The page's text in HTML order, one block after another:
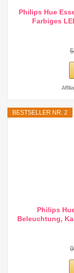
Philips Hue
Farbiges
BESTSELLER NR. 2
Philips
Beleuchtung,